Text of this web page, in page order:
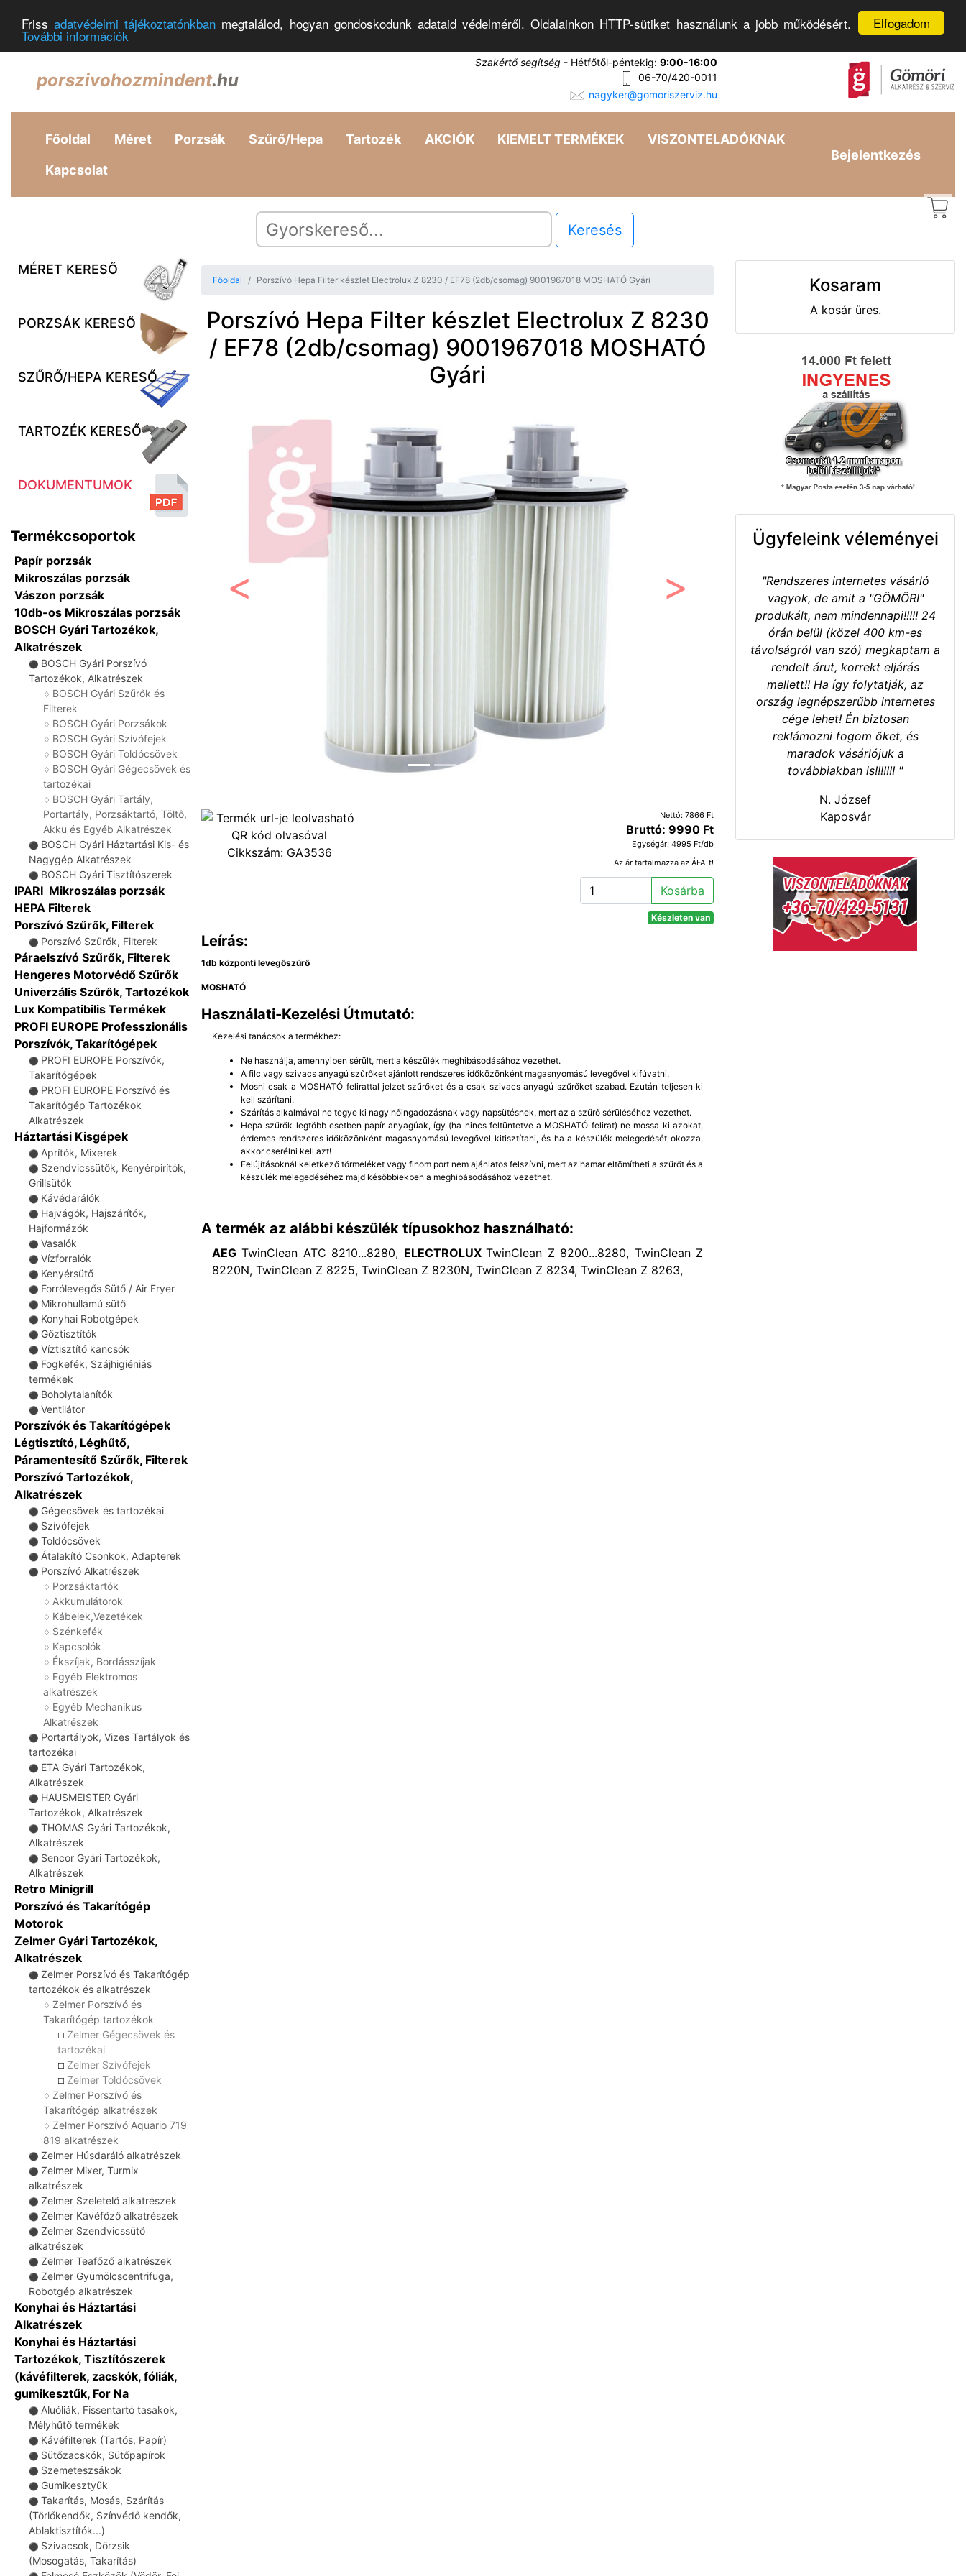
Elfogadom
Frissadatvédelmi tájékoztatónkban megtalálod, hogyan gondoskodunk adataid védelméről. Oldalainkon HTTP-sütiket használunk a jobb működésért.
További információk
porszivohozmindent.hu
Szakértő segítség - Hétfőtől-péntekig: 9:00-16:00
06-70/420-0011
nagyker@gomoriszerviz.hu
Főoldal Méret Porzsák Szűrő/Hepa Tartozék AKCIÓK KIEMELT TERMÉKEK VISZONTELADÓKNAK
Kapcsolat
Bejelentkezés
Keresés
MÉRET KERESŐ
PORZSÁK KERESŐ
SZŰRŐ/HEPA KERESŐ
TARTOZÉK KERESŐ
DOKUMENTUMOK
Termékcsoportok
Papír porzsák
Mikroszálas porzsák
Vászon porzsák
10db-os Mikroszálas porzsák
BOSCH Gyári Tartozékok,
Alkatrészek
⚫ BOSCH Gyári Porszívó
Tartozékok, Alkatrészek
♢ BOSCH Gyári Szűrők és
Filterek
♢ BOSCH Gyári Porzsákok
♢ BOSCH Gyári Szívófejek
♢ BOSCH Gyári Toldócsövek
♢ BOSCH Gyári Gégecsövek és
tartozékai
♢ BOSCH Gyári Tartály,
Portartály, Porzsáktartó, Töltő,
Akku és Egyéb Alkatrészek
⚫ BOSCH Gyári Háztartási Kis- és
Nagygép Alkatrészek
⚫ BOSCH Gyári Tisztítószerek
IPARI Mikroszálas porzsák
HEPA Filterek
Porszívó Szűrők, Filterek
⚫ Porszívó Szűrők, Filterek
Páraelszívó Szűrők, Filterek
Hengeres Motorvédő Szűrők
Univerzális Szűrők, Tartozékok
Lux Kompatibilis Termékek
PROFI EUROPE Professzionális
Porszívók, Takarítógépek
⚫ PROFI EUROPE Porszívók,
Takarítógépek
⚫ PROFI EUROPE Porszívó és
Takarítógép Tartozékok
Alkatrészek
Háztartási Kisgépek
⚫ Aprítók, Mixerek
⚫ Szendvicssütők, Kenyérpirítók,
Grillsütők
⚫ Kávédarálók
⚫ Hajvágók, Hajszárítók,
Hajformázók
⚫ Vasalók
⚫ Vízforralók
⚫ Kenyérsütő
⚫ Forrólevegős Sütő / Air Fryer
⚫ Mikrohullámú sütő
⚫ Konyhai Robotgépek
⚫ Gőztisztítók
⚫ Víztisztító kancsók
⚫ Fogkefék, Szájhigiéniás
termékek
⚫ Boholytalanítók
⚫ Ventilátor
Porszívók és Takarítógépek
Légtisztító, Léghűtő,
Páramentesítő Szűrők, Filterek
Porszívó Tartozékok,
Alkatrészek
⚫ Gégecsövek és tartozékai
⚫ Szívófejek
⚫ Toldócsövek
⚫ Átalakító Csonkok, Adapterek
⚫ Porszívó Alkatrészek
♢ Porzsáktartók
♢ Akkumulátorok
♢ Kábelek,Vezetékek
♢ Szénkefék
♢ Kapcsolók
♢ Ékszíjak, Bordásszíjak
♢ Egyéb Elektromos
alkatrészek
♢ Egyéb Mechanikus
Alkatrészek
⚫ Portartályok, Vizes Tartályok és
tartozékai
⚫ ETA Gyári Tartozékok,
Alkatrészek
⚫ HAUSMEISTER Gyári
Tartozékok, Alkatrészek
⚫ THOMAS Gyári Tartozékok,
Alkatrészek
⚫ Sencor Gyári Tartozékok,
Alkatrészek
Retro Minigrill
Porszívó és Takarítógép
Motorok
Zelmer Gyári Tartozékok,
Alkatrészek
⚫ Zelmer Porszívó és Takarítógép
tartozékok és alkatrészek
♢ Zelmer Porszívó és
Takarítógép tartozékok
☐ Zelmer Gégecsövek és
tartozékai
☐ Zelmer Szívófejek
☐ Zelmer Toldócsövek
♢ Zelmer Porszívó és
Takarítógép alkatrészek
♢ Zelmer Porszívó Aquario 719
819 alkatrészek
⚫ Zelmer Húsdaráló alkatrészek
⚫ Zelmer Mixer, Turmix
alkatrészek
⚫ Zelmer Szeletelő alkatrészek
⚫ Zelmer Kávéfőző alkatrészek
⚫ Zelmer Szendvicssütő
alkatrészek
⚫ Zelmer Teafőző alkatrészek
⚫ Zelmer Gyümölcscentrifuga,
Robotgép alkatrészek
Konyhai és Háztartási
Alkatrészek
Konyhai és Háztartási
Tartozékok, Tisztítószerek
(kávéfilterek, zacskók, fóliák,
gumikesztűk, For Na
⚫ Aluóliák, Fissentartó tasakok,
Mélyhűtő termékek
⚫ Kávéfilterek (Tartós, Papír)
⚫ Sütőzacskók, Sütőpapírok
⚫ Szemeteszsákok
⚫ Gumikesztyűk
⚫ Takarítás, Mosás, Szárítás
(Törlőkendők, Színvédő kendők,
Ablaktisztítók...)
⚫ Szivacsok, Dörzsik
(Mosogatás, Takarítás)
Főoldal Porszívó Hepa Filter készlet Electrolux Z 8230 / EF78 (2db/csomag) 9001967018 MOSHATÓ Gyári
Porszívó Hepa Filter készlet Electrolux Z 8230
/ EF78 (2db/csomag) 9001967018 MOSHATÓ
Gyári
Előző
Cikkszám: GA3536
Nettó: 7866 Ft
Bruttó: 9990 Ft
Egységár: 4995 Ft/db
Az ár tartalmazza az ÁFA-t!
Kosárba
Készleten van
Leírás:
1db központi levegőszűrő
MOSHATÓ
Használati-Kezelési Útmutató:
Kezelési tanácsok a termékhez:
Ne használja, amennyiben sérült, mert a készülék meghibásodásához vezethet.
A filc vagy szivacs anyagú szűrőket ajánlott rendszeres időközönként magasnyomású levegővel kifúvatni.
Mosni csak a MOSHATÓ felirattal jelzet szűrőket és a csak szivacs anyagú szűrőket szabad. Ezután teljesen ki
kell szárítani.
Szárítás alkalmával ne tegye ki nagy hőingadozásnak vagy napsütésnek, mert az a szűrő sérüléséhez vezethet.
Hepa szűrők legtöbb esetben papír anyagúak, így (ha nincs feltüntetve a MOSHATÓ felirat) ne mossa ki azokat,
érdemes rendszeres időközönként magasnyomású levegővel kitisztítani, és ha a készülék melegedését okozza,
akkor cserélni kell azt!
Felújításoknál keletkező törmeléket vagy finom port nem ajánlatos felszívni, mert az hamar eltömítheti a szűrőt és a
készülék melegedéséhez majd későbbiekben a meghibásodásához vezethet.
A termék az alábbi készülék típusokhoz használható:
AEG TwinClean ATC 8210...8280, ELECTROLUXTwinClean Z 8200...8280, TwinClean Z
8220N, TwinClean Z 8225, TwinClean Z 8230N, TwinClean Z 8234, TwinClean Z 8263,
Kosaram
A kosár üres.
Ügyfeleink véleményei
"Rendszeres internetes vásárló
vagyok, de amit a "GÖMÖRI"
produkált, nem mindennapi!!!!! 24
órán belül (közel 400 km-es
távolságról van szó) megkaptam a
rendelt árut, korrekt eljárás
mellett!! Ha így folytatják, az
ország legnépszerűbb internetes
cége lehet! Én biztosan
reklámozni fogom őket, és
maradok vásárlójuk a
továbbiakban is!!!!!!! "
N. József
Kaposvár